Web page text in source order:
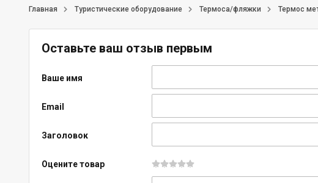
Главная Туристические оборудование Термоса/фляжки Термос
Оставьте ваш отзыв первым
Ваше имя
Email
Заголовок
Оцените товар